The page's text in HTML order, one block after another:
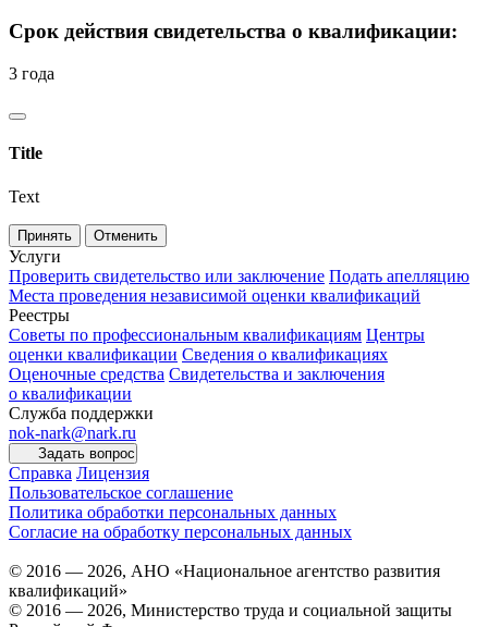
Срок действия свидетельства о квалификации:
3 года
Title
Text
Принять Отменить
Услуги
Проверить свидетельство или заключение Подать апелляцию
Места проведения независимой оценки квалификаций
Реестры
Советы по профессиональным квалификациям Центры
оценки квалификации Сведения о квалификациях
Оценочные средства Свидетельства и заключения
о квалификации
Служба поддержки
nok-nark@nark.ru
Задать вопрос
Справка Лицензия
Пользовательское соглашение
Политика обработки персональных данных
Согласие на обработку персональных данных
© 2016 — 2026, АНО «Национальное агентство развития
квалификаций»
© 2016 — 2026, Министерство труда и социальной защиты